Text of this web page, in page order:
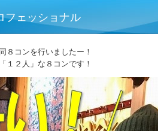
フェッショナル
８コンを行いましたー！
１２人」な８コンです！